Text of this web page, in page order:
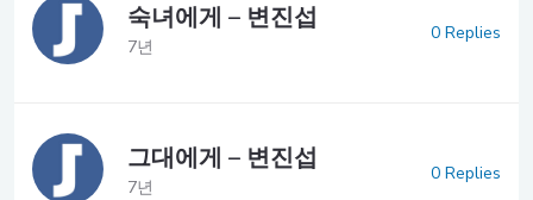
숙녀에게 – 변진섭
7년
0 Replies
그대에게 – 변진섭
7년
0 Replies